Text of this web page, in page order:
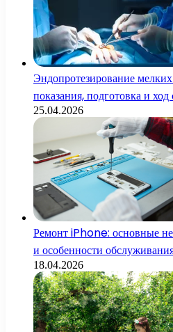
Эндопротезирование мелких
показания, подготовка и
25.04.2026
Ремонт iPhone: основные
и особенности
18.04.2026